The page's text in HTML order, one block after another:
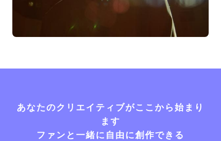
あなたのクリエイティブがここから始まり
ます
ファンと一緒に自由に創作できる